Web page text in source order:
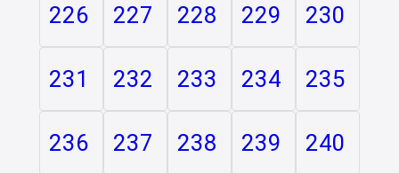
226 227 228 229 230
231 232 233 234 235
236 237 238 239 240